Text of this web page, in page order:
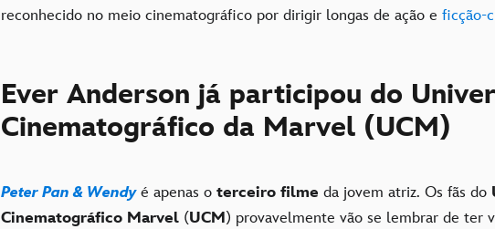
reconhecido no meio cinematográfico por dirigir longas de ação e ficção-
Ever Anderson já participou do
Cinematográfico da Marvel (UCM)
Peter Pan & Wendyé apenas o terceiro filme da jovem atriz. Os fãs do
Cinematográfico Marvel (UCM) provavelmente vão se lembrar de ter